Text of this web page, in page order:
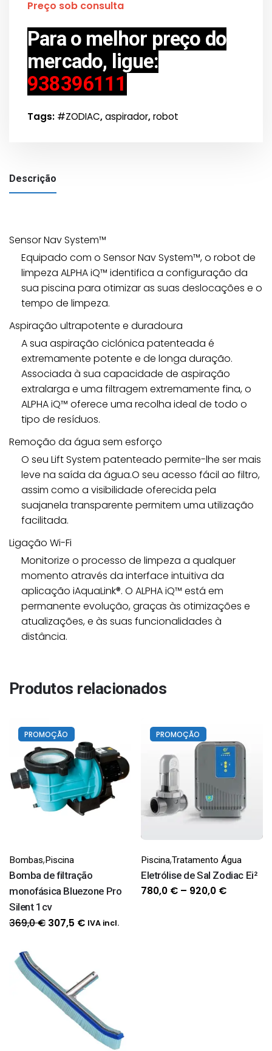
Preço sob consulta
Para o melhor preço do
mercado, ligue:
938396111
Tags: #ZODIAC,aspirador,robot
Descrição
Sensor Nav System™
Equipado com o Sensor Nav System™, o robot de
limpeza ALPHA iQ™ identifica a configuração da
sua piscina para otimizar as suas deslocações e o
tempo de limpeza.
Aspiração ultrapotente e duradoura
A sua aspiração ciclónica patenteada é
extremamente potente e de longa duração.
Associada à sua capacidade de aspiração
extralarga e uma filtragem extremamente fina, o
ALPHA iQ™ oferece uma recolha ideal de todo o
tipo de resíduos.
Remoção da água sem esforço
O seu Lift System patenteado permite-lhe ser mais
leve na saída da água.O seu acesso fácil ao filtro,
assim como a visibilidade oferecida pela
suajanela transparente permitem uma utilização
facilitada.
Ligação Wi-Fi
Monitorize o processo de limpeza a qualquer
momento através da interface intuitiva da
aplicação iAquaLink®. O ALPHA iQ™ está em
permanente evolução, graças às otimizações e
atualizações, e às suas funcionalidades à
distância.
Produtos relacionados
PROMOÇÃO
Bombas,Piscina
Bomba de filtração
monofásica Bluezone Pro
Silent 1cv
369,0€ O
369,0 €.
307,5 €O
307,5 €.
IVA incl.
PROMOÇÃO
Piscina,Tratamento Água
Eletrólise de Sal Zodiac Ei²
780,0 € – 920,0 €Price